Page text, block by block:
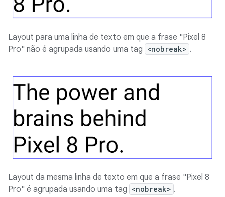
Layout para uma linha de texto em que a frase "Pixel 8
Pro" não é agrupada usando uma tag <nobreak> .
Layout da mesma linha de texto em que a frase "Pixel 8
Pro" é agrupada usando uma tag <nobreak> .